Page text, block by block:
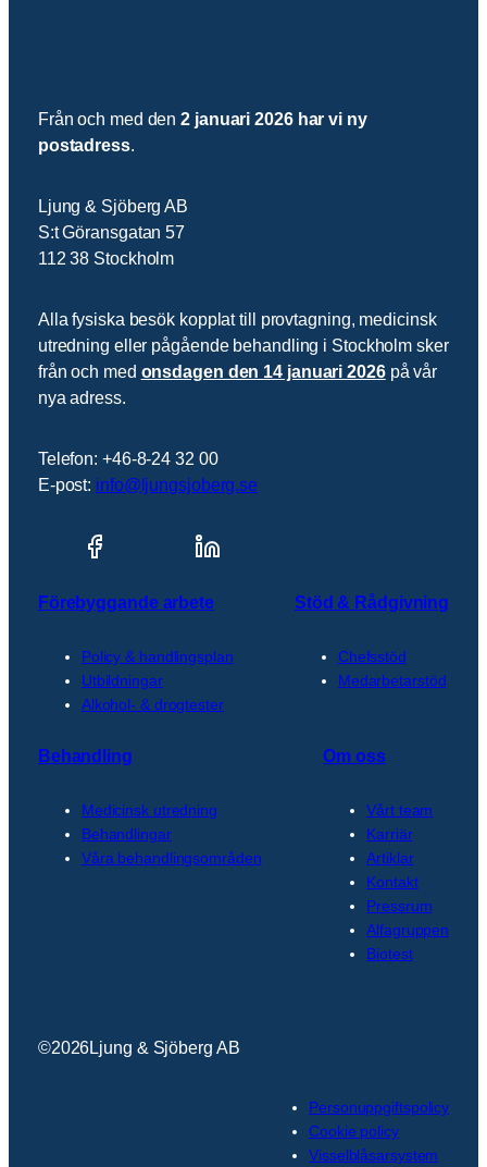
Från och med den2 januari 2026 har vi ny
postadress.
Ljung & Sjöberg AB
S:t Göransgatan 57
112 38 Stockholm
Alla fysiska besök kopplat till provtagning, medicinsk
utredning eller pågående behandling i Stockholm sker
från och med onsdagen den 14 januari 2026på vår
nya adress.
Telefon: +46-8-24 32 00
E-post: info@ljungsjoberg.se
Förebyggande arbete
Policy & handlingsplan
Utbildningar
Alkohol- & drogtester
Stöd & Rådgivning
Chefsstöd
Medarbetarstöd
Behandling
Medicinsk utredning
Behandlingar
Våra behandlingsområden
Om oss
Vårt team
Karriär
Artiklar
Kontakt
Pressrum
Alfagruppen
Biotest
©2026Ljung & Sjöberg AB
Personuppgiftspolicy
Cookie policy
Visselblåsarsystem